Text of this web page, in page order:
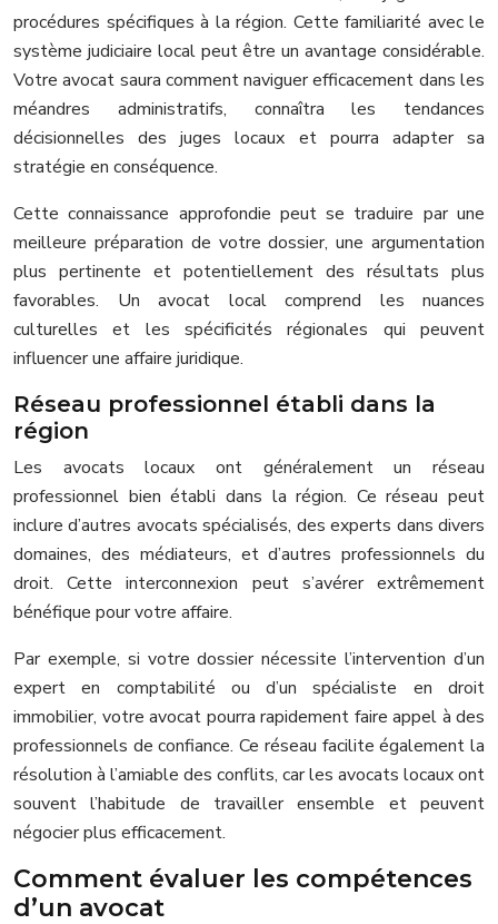
procédures spécifiques à la région. Cette familiarité avec le
système judiciaire local peut être un avantage considérable.
Votre avocat saura comment naviguer efficacement dans les
méandres administratifs, connaîtra les tendances
décisionnelles des juges locaux et pourra adapter sa
stratégie en conséquence.
Cette connaissance approfondie peut se traduire par une
meilleure préparation de votre dossier, une argumentation
plus pertinente et potentiellement des résultats plus
favorables. Un avocat local comprend les nuances
culturelles et les spécificités régionales qui peuvent
influencer une affaire juridique.
Réseau professionnel établi dans la
région
Les avocats locaux ont généralement un réseau
professionnel bien établi dans la région. Ce réseau peut
inclure d’autres avocats spécialisés, des experts dans divers
domaines, des médiateurs, et d’autres professionnels du
droit. Cette interconnexion peut s’avérer extrêmement
bénéfique pour votre affaire.
Par exemple, si votre dossier nécessite l’intervention d’un
expert en comptabilité ou d’un spécialiste en droit
immobilier, votre avocat pourra rapidement faire appel à des
professionnels de confiance. Ce réseau facilite également la
résolution à l’amiable des conflits, car les avocats locaux ont
souvent l’habitude de travailler ensemble et peuvent
négocier plus efficacement.
Comment évaluer les compétences
d’un avocat